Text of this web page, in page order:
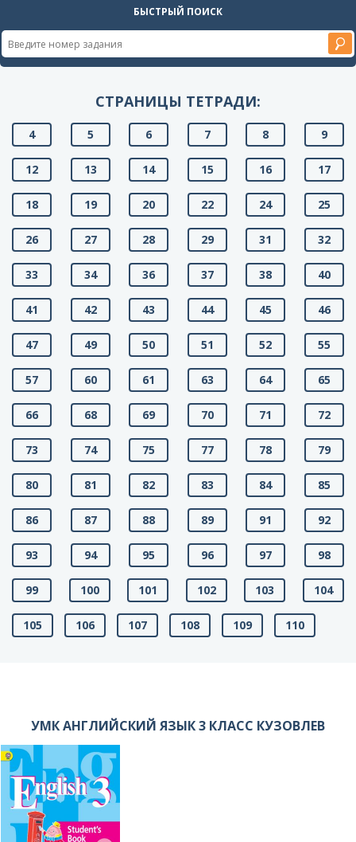
БЫСТРЫЙ ПОИСК
СТРАНИЦЫ ТЕТРАДИ:
4 5 6 7 8 9
12 13 14 15 16 17
18 19 20 22 24 25
26 27 28 29 31 32
33 34 36 37 38 40
41 42 43 44 45 46
47 49 50 51 52 55
57 60 61 63 64 65
66 68 69 70 71 72
73 74 75 77 78 79
80 81 82 83 84 85
86 87 88 89 91 92
93 94 95 96 97 98
99 100 101 102 103 104
105 106 107 108 109 110
УМК АНГЛИЙСКИЙ ЯЗЫК 3 КЛАСС КУЗОВЛЕВ